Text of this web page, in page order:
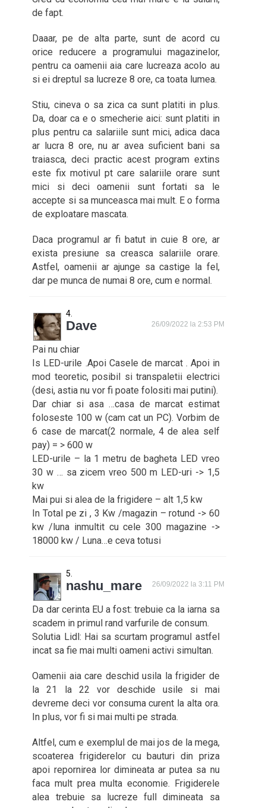
de fapt.
Daaar, pe de alta parte, sunt de acord cu
orice reducere a programului magazinelor,
pentru ca oamenii aia care lucreaza acolo au
si ei dreptul sa lucreze 8 ore, ca toata lumea.
Stiu, cineva o sa zica ca sunt platiti in plus.
Da, doar ca e o smecherie aici: sunt platiti in
plus pentru ca salariile sunt mici, adica daca
ar lucra 8 ore, nu ar avea suficient bani sa
traiasca, deci practic acest program extins
este fix motivul pt care salariile orare sunt
mici si deci oamenii sunt fortati sa le
accepte si sa munceasca mai mult. E o forma
de exploatare mascata.
Daca programul ar fi batut in cuie 8 ore, ar
exista presiune sa creasca salariile orare.
Astfel, oamenii ar ajunge sa castige la fel,
dar pe munca de numai 8 ore, cum e normal.
Dave 26/09/2022 la 2:53 PM
Pai nu chiar
Is LED-urile .Apoi Casele de marcat . Apoi in
mod teoretic, posibil si transpaletii electrici
(desi, astia nu vor fi poate folositi mai putini).
Dar chiar si asa …casa de marcat estimat
foloseste 100 w (cam cat un PC). Vorbim de
6 case de marcat(2 normale, 4 de alea self
pay) = > 600 w
LED-urile – la 1 metru de bagheta LED vreo
30 w … sa zicem vreo 500 m LED-uri -> 1,5
kw
Mai pui si alea de la frigidere – alt 1,5 kw
In Total pe zi , 3 Kw /magazin – rotund -> 60
kw /luna inmultit cu cele 300 magazine ->
18000 kw / Luna…e ceva totusi
nashu_mare 26/09/2022 la 3:11 PM
Da dar cerinta EU a fost: trebuie ca la iarna sa
scadem in primul rand varfurile de consum.
Solutia Lidl: Hai sa scurtam programul astfel
incat sa fie mai multi oameni activi simultan.
Oamenii aia care deschid usila la frigider de
la 21 la 22 vor deschide usile si mai
devreme deci vor consuma curent la alta ora.
In plus, vor fi si mai multi pe strada.
Altfel, cum e exemplul de mai jos de la mega,
scoaterea frigiderelor cu bauturi din priza
apoi repornirea lor dimineata ar putea sa nu
faca mult prea multa economie. Frigiderele
alea trebuie sa lucreze full dimineata sa